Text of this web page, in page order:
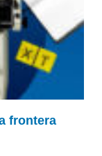
frontera